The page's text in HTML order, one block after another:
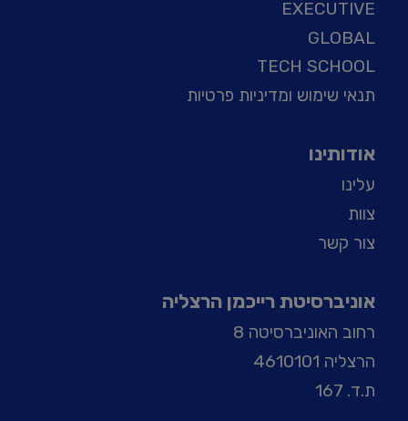
EXECUTIVE
GLOBAL
TECH SCHOOL
תנאי שימוש ומדיניות פרטיות
אודותינו
עלינו
צוות
צור קשר
אוניברסיטת רייכמן הרצליה
רחוב האוניברסיטה 8
הרצליה 4610101
ת.ד. 167